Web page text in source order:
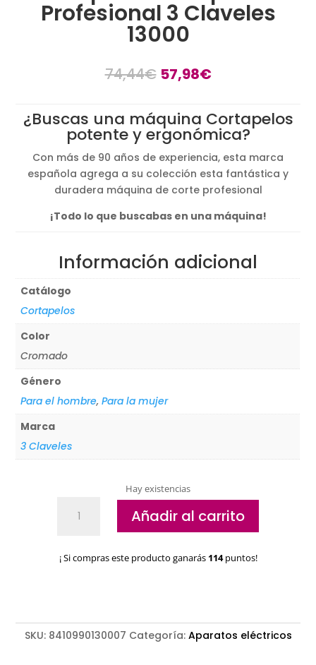
Profesional 3 Claveles
13000
74,44€ El
era:
74,44€.
57,98€El
es:
57,98€.
¿Buscas una máquina Cortapelos
potente y ergonómica?
Con más de 90 años de experiencia, esta marca
española agrega a su colección esta fantástica y
duradera máquina de corte profesional
¡Todo lo que buscabas en una máquina!
Información adicional
Catálogo
Cortapelos
Color
Cromado
Género
Para el hombre,Para la mujer
Marca
3 Claveles
Hay existencias
Cortapelos
Añadir al carrito
¡ Si compras este producto ganarás 114puntos!
SKU: 8410990130007 Categoría: Aparatos eléctricos